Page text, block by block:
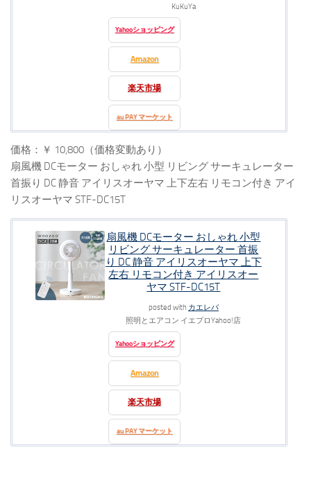
KuKuYa
Yahooショッピング
Amazon
楽天市場
au PAY マーケット
価格：￥ 10,800（価格変動あり）
扇風機 DCモーター おしゃれ 小型 リビング サーキュレーター
首振り DC 静音 アイリスオーヤマ 上下左右 リモコン付き アイ
リスオーヤマ STF-DC15T
扇風機 DCモーター おしゃれ 小型
リビング サーキュレーター 首振
り DC 静音 アイリスオーヤマ 上下
左右 リモコン付き アイリスオー
ヤマ STF-DC15T
posted with カエレバ
照明とエアコン イエプロYahoo!店
Yahooショッピング
Amazon
楽天市場
au PAY マーケット